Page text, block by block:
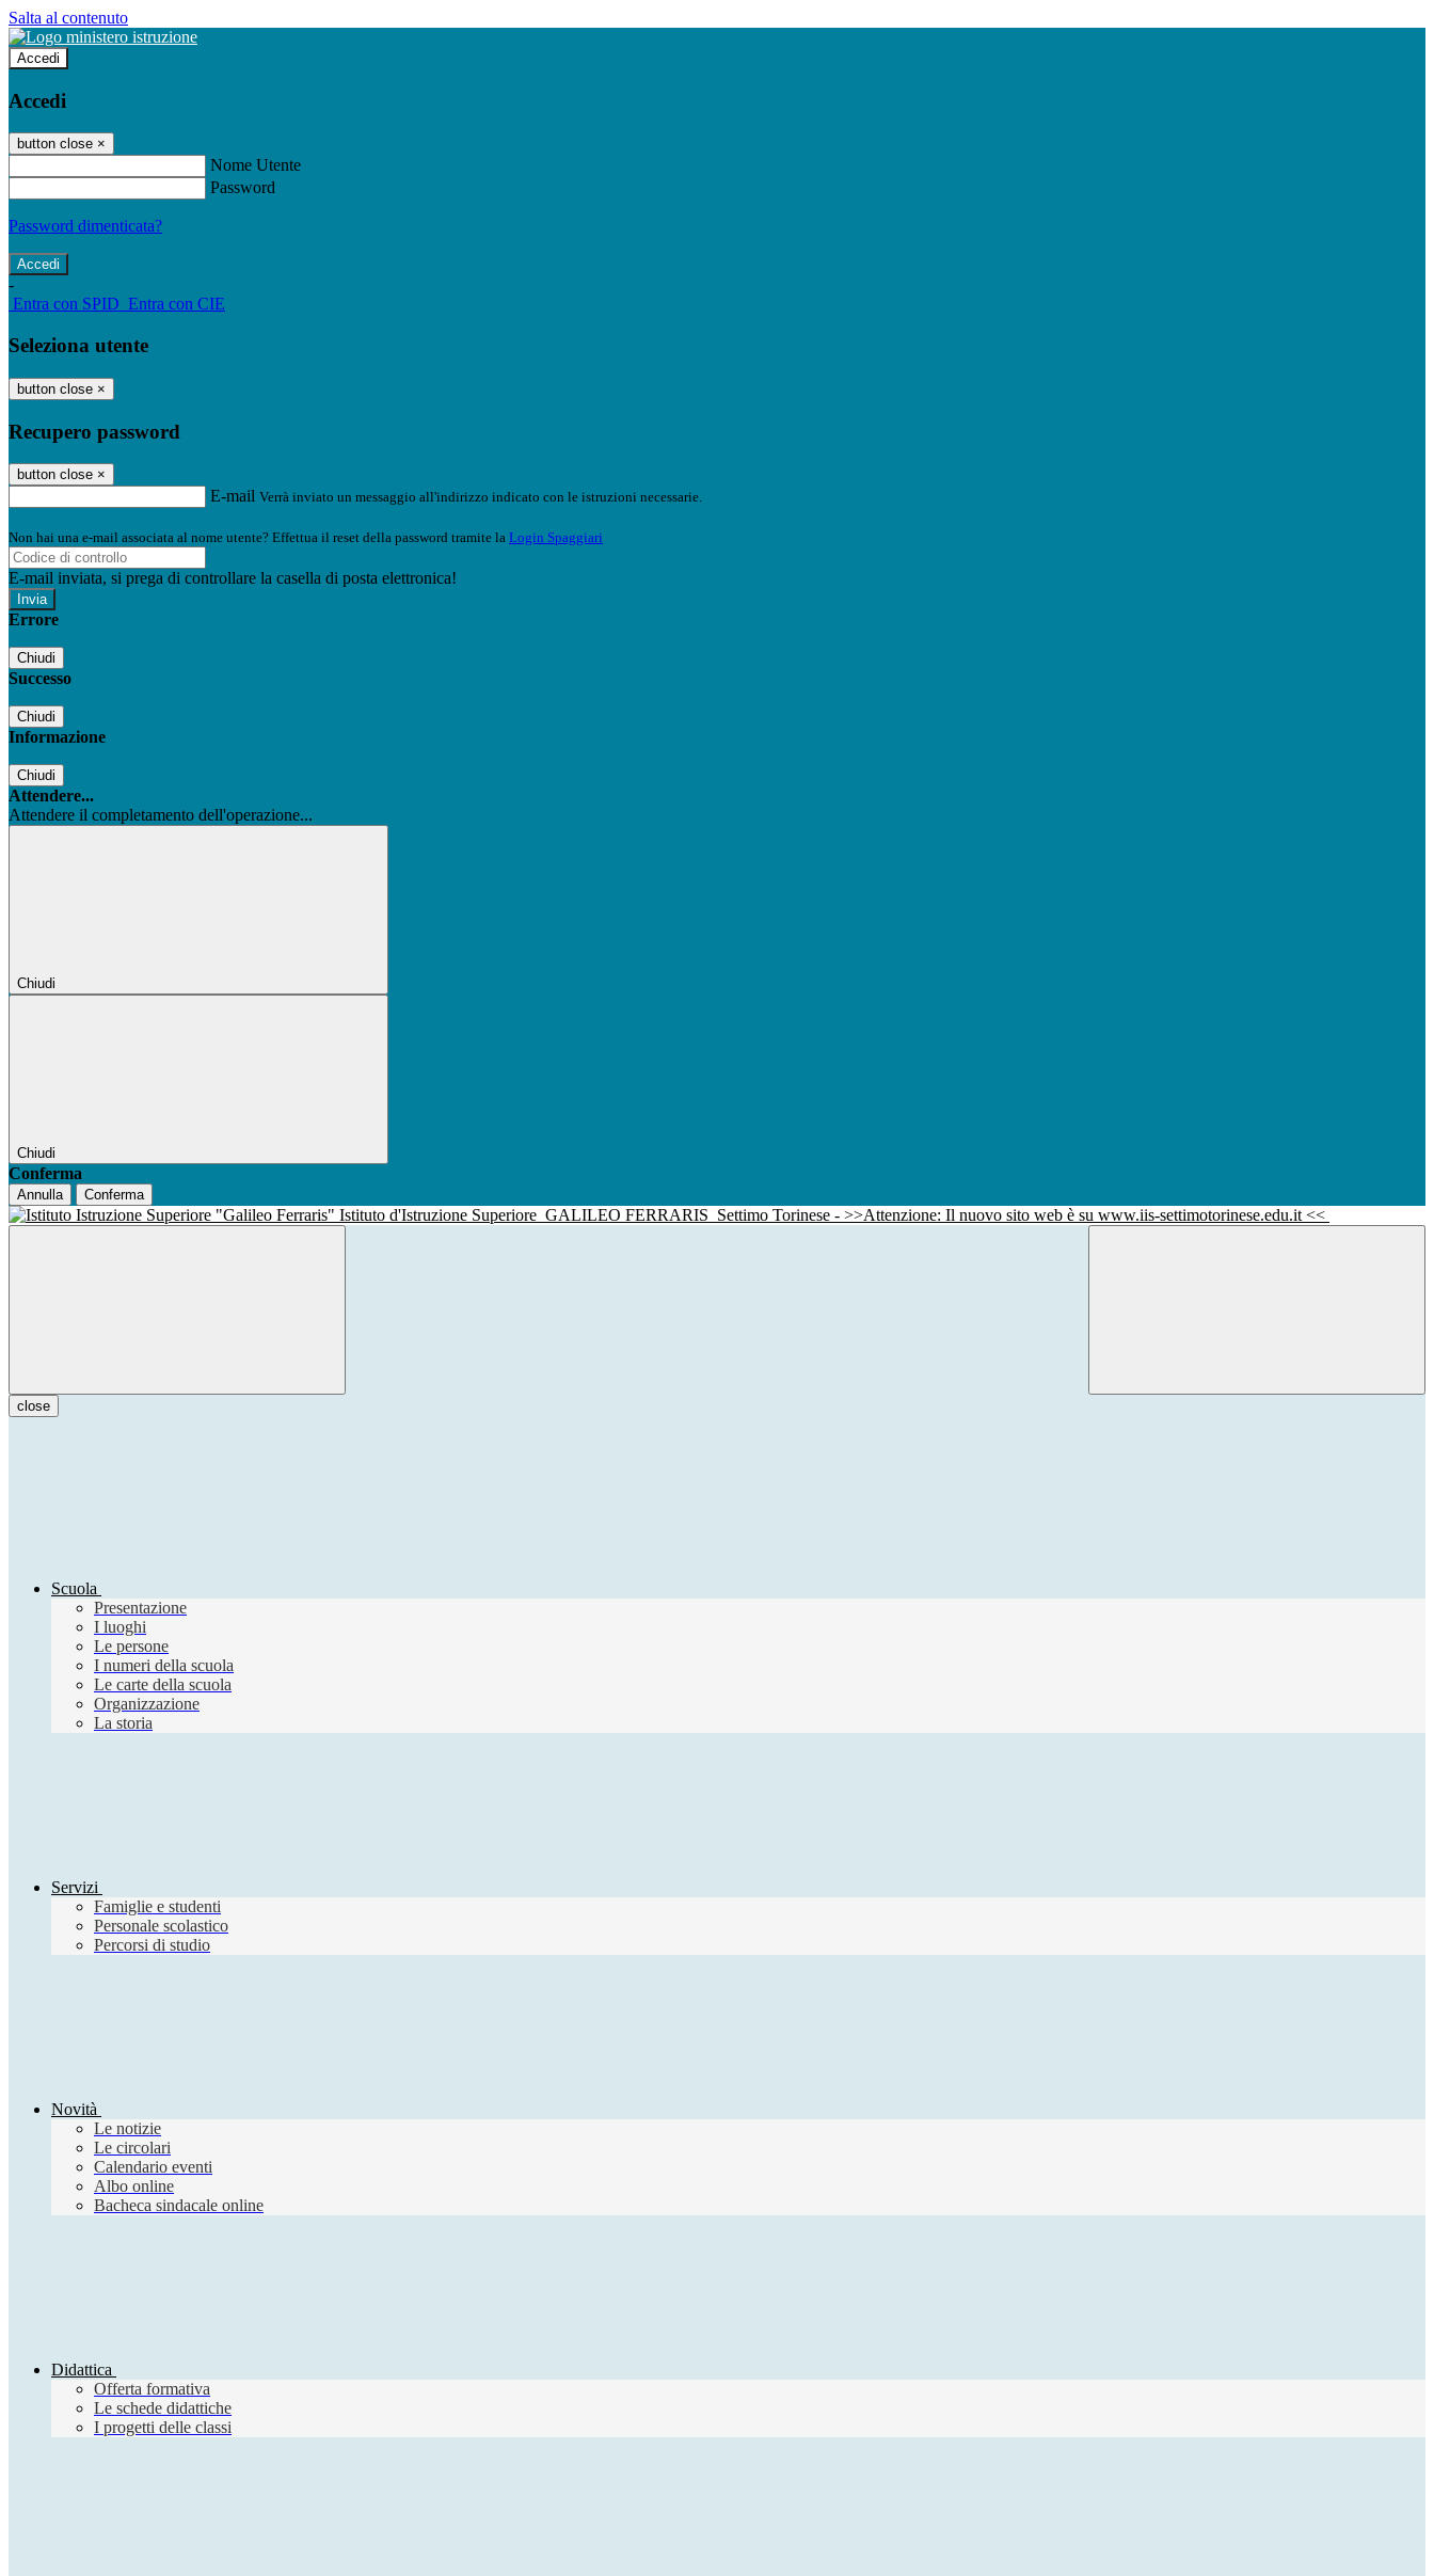
Salta al contenuto
Accedi
Accedi
button close ×
Nome Utente
Password
Password dimenticata?
-
Entra con SPID Entra con CIE
Seleziona utente
button close ×
Recupero password
button close ×
E-mail Verrà inviato un messaggio all'indirizzo indicato con le istruzioni necessarie.
Non hai una e-mail associata al nome utente? Effettua il reset della password tramite la Login Spaggiari
E-mail inviata, si prega di controllare la casella di posta elettronica!
Errore
Chiudi
Successo
Chiudi
Informazione
Chiudi
Attendere...
Attendere il completamento dell'operazione...
Chiudi
Chiudi
Conferma
Annulla Conferma
Istituto d'Istruzione Superiore GALILEO FERRARIS Settimo Torinese - >>Attenzione: Il nuovo sito web è su www.iis-settimotorinese.edu.it <<
close
Scuola
Presentazione
I luoghi
Le persone
I numeri della scuola
Le carte della scuola
Organizzazione
La storia
Servizi
Famiglie e studenti
Personale scolastico
Percorsi di studio
Novità
Le notizie
Le circolari
Calendario eventi
Albo online
Bacheca sindacale online
Didattica
Offerta formativa
Le schede didattiche
I progetti delle classi